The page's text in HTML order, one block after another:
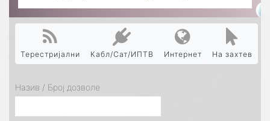
Терестријални Кабл/Сат/ИПТВ Интернет На захтев
Назив / Број дозволе